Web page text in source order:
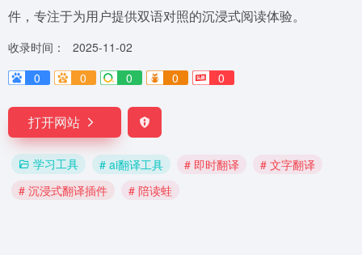
件，专注于为用户提供双语对照的沉浸式阅读体验。
收录时间：
2025-11-02
0
0 0 0 0
打开网站
学习工具 # ai翻译工具 # 即时翻译
# 文字翻译
# 沉浸式翻译插件
# 陪读蛙